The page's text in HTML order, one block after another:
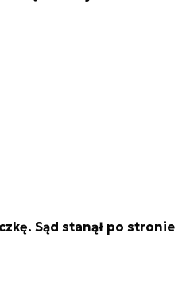
Sąd stanął po stronie